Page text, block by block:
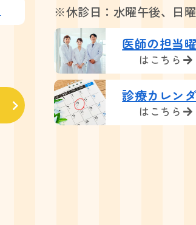
※休診日：水曜午後、日
医師の担当
はこちら
診療カレン
はこちら